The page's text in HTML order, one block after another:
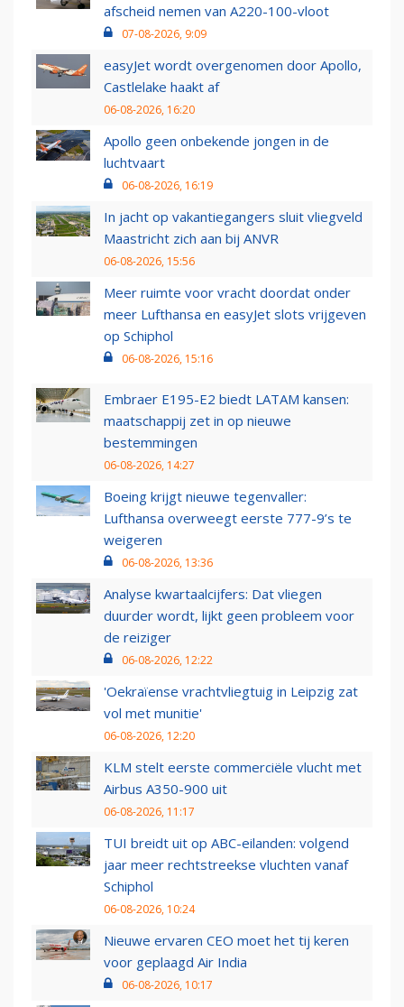
afscheid nemen van A220-100-vloot
07-08-2026, 9:09
easyJet wordt overgenomen door Apollo,
Castlelake haakt af
06-08-2026, 16:20
Apollo geen onbekende jongen in de
luchtvaart
06-08-2026, 16:19
In jacht op vakantiegangers sluit vliegveld
Maastricht zich aan bij ANVR
06-08-2026, 15:56
Meer ruimte voor vracht doordat onder
meer Lufthansa en easyJet slots vrijgeven
op Schiphol
06-08-2026, 15:16
Embraer E195-E2 biedt LATAM kansen:
maatschappij zet in op nieuwe
bestemmingen
06-08-2026, 14:27
Boeing krijgt nieuwe tegenvaller:
Lufthansa overweegt eerste 777-9’s te
weigeren
06-08-2026, 13:36
Analyse kwartaalcijfers: Dat vliegen
duurder wordt, lijkt geen probleem voor
de reiziger
06-08-2026, 12:22
'Oekraïense vrachtvliegtuig in Leipzig zat
vol met munitie'
06-08-2026, 12:20
KLM stelt eerste commerciële vlucht met
Airbus A350-900 uit
06-08-2026, 11:17
TUI breidt uit op ABC-eilanden: volgend
jaar meer rechtstreekse vluchten vanaf
Schiphol
06-08-2026, 10:24
Nieuwe ervaren CEO moet het tij keren
voor geplaagd Air India
06-08-2026, 10:17